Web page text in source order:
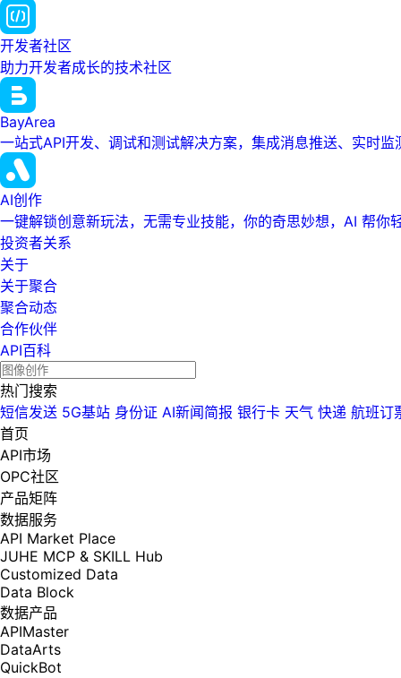
开发者社区
助力开发者成长的技术社区
BayArea
一站式API开发、调试和测试解决方案，集成消息推送、实时
AI创作
一键解锁创意新玩法，无需专业技能，你的奇思妙想，AI 帮你轻
投资者关系
关于
关于聚合
聚合动态
合作伙伴
API百科
热门搜索
短信发送 5G基站 身份证 AI新闻简报 银行卡 天气 快递 航班订
首页
API市场
OPC社区
产品矩阵
数据服务
API Market Place
JUHE MCP & SKILL Hub
Customized Data
Data Block
数据产品
APIMaster
DataArts
QuickBot